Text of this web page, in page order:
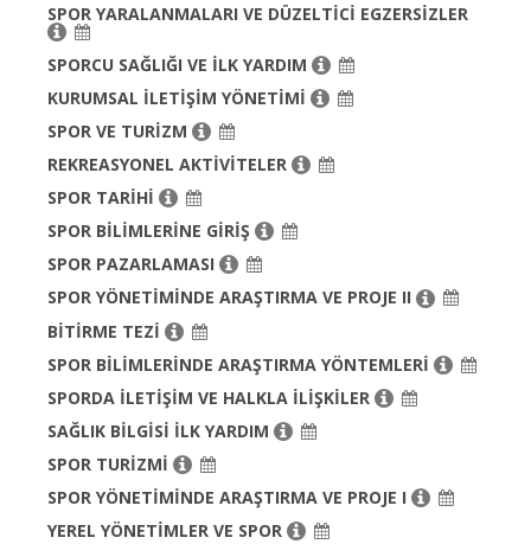
SPOR YARALANMALARI VE DÜZELTİCİ EGZERSİZLER
SPORCU SAĞLIĞI VE İLK YARDIM
KURUMSAL İLETİŞİM YÖNETİMİ
SPOR VE TURİZM
REKREASYONEL AKTİVİTELER
SPOR TARİHİ
SPOR BİLİMLERİNE GİRİŞ
SPOR PAZARLAMASI
SPOR YÖNETİMİNDE ARAŞTIRMA VE PROJE II
BİTİRME TEZİ
SPOR BİLİMLERİNDE ARAŞTIRMA YÖNTEMLERİ
SPORDA İLETİŞİM VE HALKLA İLİŞKİLER
SAĞLIK BİLGİSİ İLK YARDIM
SPOR TURİZMİ
SPOR YÖNETİMİNDE ARAŞTIRMA VE PROJE I
YEREL YÖNETİMLER VE SPOR